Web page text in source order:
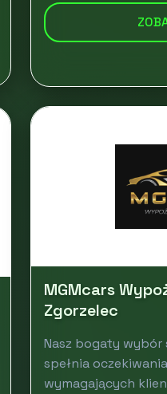
MGMcars
Zgorzelec
Nasz bogaty
spełnia
wymagających